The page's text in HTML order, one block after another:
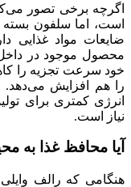
اگرچه برخی تصور
است، اما سلفون
ضایعات مواد غذایی
محصول موجود در
خود سرعت تجزیه را
را هم افزایش
انرژی کمتری برای
نیاز است.
آیا محافظ غذا
هنگامی که رالف